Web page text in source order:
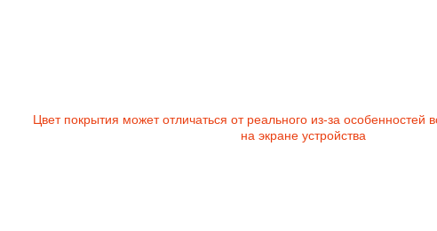
Цвет покрытия может отличаться от реального из-за особенностей
на экране устройства